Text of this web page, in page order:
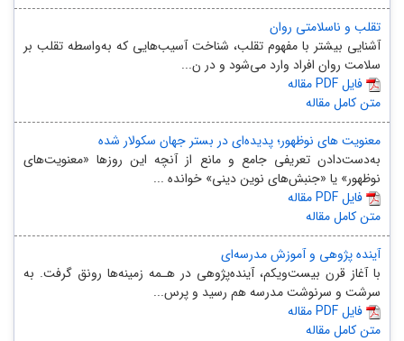
تقلب و ناسلامتی روان
آشنایی بیشتر با مفهوم تقلب، شناخت آسیب‌هایی که به‌واسطه تقلب بر
سلامت روان افراد وارد می‌‌شود و در ن...
مقاله PDF فایل
متن کامل مقاله
معنویت های نوظهور؛ پدیده‌ای در بستر جهان سکولار شده
به‌دست‌دادن تعریفی جامع و مانع از آنچه این روزها «معنویت‌های
نوظهور» یا «جنبش‌های نوین دینی» خوانده ...
مقاله PDF فایل
متن کامل مقاله
آینده پژوهی و آموزش مدرسه‌ای
با آغاز قرن بیست‌و‌یکم، آینده‌پژوهی در هـمه زمینه‌ها رونق گرفت. به
سرشت و سرنوشت مدرسه هم رسید و پرس...
مقاله PDF فایل
متن کامل مقاله